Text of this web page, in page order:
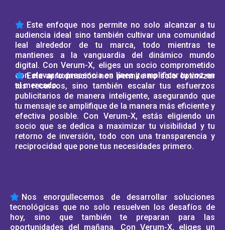
Este enfoque nos permite no solo alcanzar a tu
audiencia ideal sino también cultivar una comunidad
leal alrededor de tu marca, todo mientras te
mantienes a la vanguardia del dinámico mundo
digital. Con Verum-X, eliges un socio comprometido
con elevar tu presencia en línea y amplificar tu voz en
el mercado.
Esta aproximación nos permite no solo optimizar
tus recursos, sino también escalar tus esfuerzos
publicitarios de manera inteligente, asegurando que
tu mensaje se amplifique de la manera más eficiente y
efectiva posible. Con Verum-X, estás eligiendo un
socio que se dedica a maximizar tu visibilidad y tu
retorno de inversión, todo con una transparencia y
reciprocidad que pone tus necesidades primero.
Nos enorgullecemos de desarrollar soluciones
tecnológicas que no solo resuelven los desafíos de
hoy, sino que también te preparan para las
oportunidades del mañana. Con Verum-X, eliges un